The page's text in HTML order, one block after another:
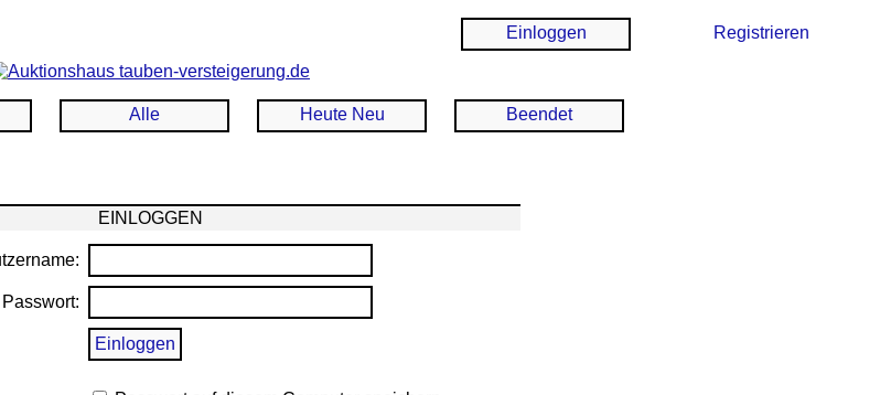
Einloggen Registrieren
Alle Heute Neu Beendet
EINLOGGEN
Passwort: